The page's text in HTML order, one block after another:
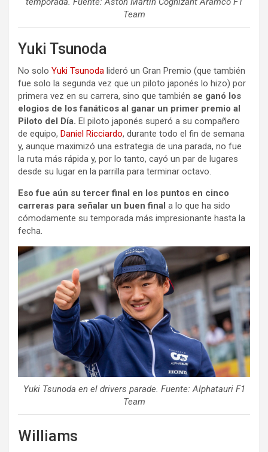
Team
Yuki Tsunoda
No solo Yuki Tsunoda lideró un Gran Premio (que también
fue solo la segunda vez que un piloto japonés lo hizo) por
primera vez en su carrera, sino que también se ganó los
elogios de los fanáticos al ganar un primer premio al
Piloto del Día. El piloto japonés superó a su compañero
de equipo, Daniel Ricciardo, durante todo el fin de semana
y, aunque maximizó una estrategia de una parada, no fue
la ruta más rápida y, por lo tanto, cayó un par de lugares
desde su lugar en la parrilla para terminar octavo.
Eso fue aún su tercer final en los puntos en cinco
carreras para señalar un buen final a lo que ha sido
cómodamente su temporada más impresionante hasta la
fecha.
Yuki Tsunoda en el drivers parade. Fuente: Alphatauri F1
Team
Williams